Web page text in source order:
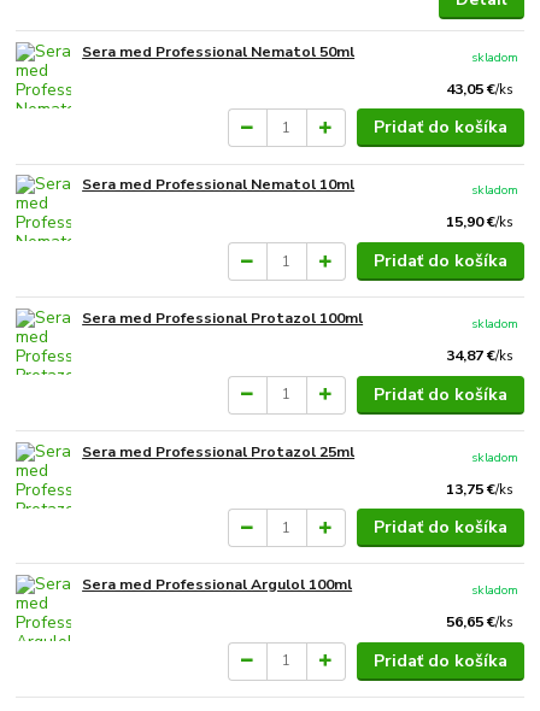
Sera med Professional Nematol 50ml
43,05 €/ks
skladom
Pridať do košíka
Sera med Professional Nematol 10ml
15,90 €/ks
skladom
Pridať do košíka
Sera med Professional Protazol 100ml
34,87 €/ks
skladom
Pridať do košíka
Sera med Professional Protazol 25ml
13,75 €/ks
skladom
Pridať do košíka
Sera med Professional Argulol 100ml
56,65 €/ks
skladom
Pridať do košíka